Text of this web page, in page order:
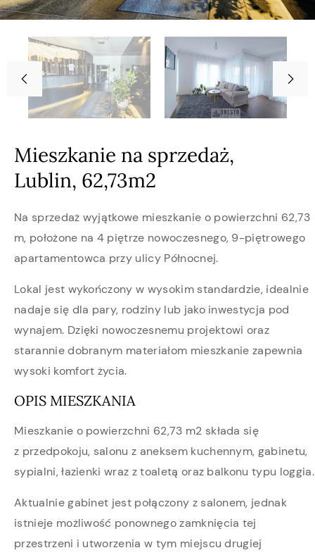
Mieszkanie na sprzedaż,
Lublin, 62,73m2
Na sprzedaż wyjątkowe mieszkanie o powierzchni 62,73
m, położone na 4 piętrze nowoczesnego, 9-piętrowego
apartamentowca przy ulicy Północnej.
Lokal jest wykończony w wysokim standardzie, idealnie
nadaje się dla pary, rodziny lub jako inwestycja pod
wynajem. Dzięki nowoczesnemu projektowi oraz
starannie dobranym materiałom mieszkanie zapewnia
wysoki komfort życia.
OPIS MIESZKANIA
Mieszkanie o powierzchni 62,73 m2 składa się
z przedpokoju, salonu z aneksem kuchennym, gabinetu,
sypialni, łazienki wraz z toaletą oraz balkonu typu loggia.
Aktualnie gabinet jest połączony z salonem, jednak
istnieje możliwość ponownego zamknięcia tej
przestrzeni i utworzenia w tym miejscu drugiej